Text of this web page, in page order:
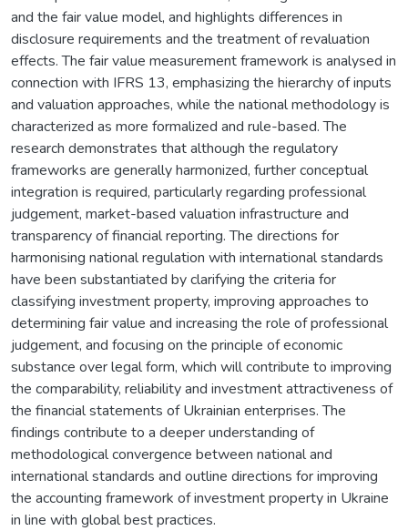
and the fair value model, and highlights differences in
disclosure requirements and the treatment of revaluation
effects. The fair value measurement framework is analysed in
connection with IFRS 13, emphasizing the hierarchy of inputs
and valuation approaches, while the national methodology is
characterized as more formalized and rule-based. The
research demonstrates that although the regulatory
frameworks are generally harmonized, further conceptual
integration is required, particularly regarding professional
judgement, market-based valuation infrastructure and
transparency of financial reporting. The directions for
harmonising national regulation with international standards
have been substantiated by clarifying the criteria for
classifying investment property, improving approaches to
determining fair value and increasing the role of professional
judgement, and focusing on the principle of economic
substance over legal form, which will contribute to improving
the comparability, reliability and investment attractiveness of
the financial statements of Ukrainian enterprises. The
findings contribute to a deeper understanding of
methodological convergence between national and
international standards and outline directions for improving
the accounting framework of investment property in Ukraine
in line with global best practices.